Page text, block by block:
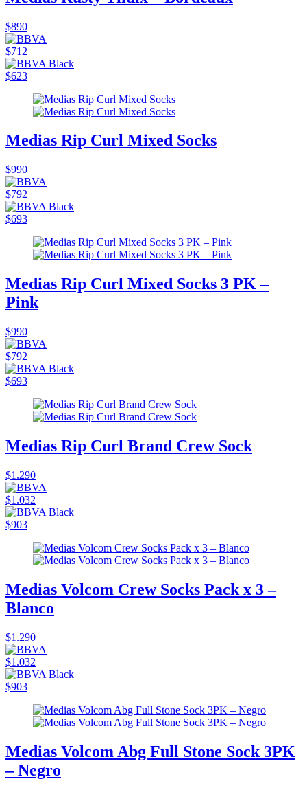
$890
$712
$623
Medias Rip Curl Mixed Socks
$990
$792
$693
Medias Rip Curl Mixed Socks 3 PK –
Pink
$990
$792
$693
Medias Rip Curl Brand Crew Sock
$1.290
$1.032
$903
Medias Volcom Crew Socks Pack x 3 –
Blanco
$1.290
$1.032
$903
Medias Volcom Abg Full Stone Sock 3PK
– Negro